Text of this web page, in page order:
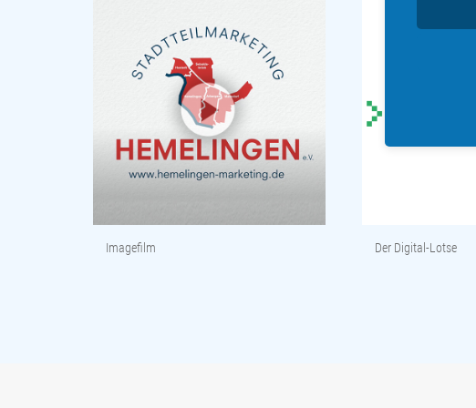
Imagefilm Der Digital-Lotse